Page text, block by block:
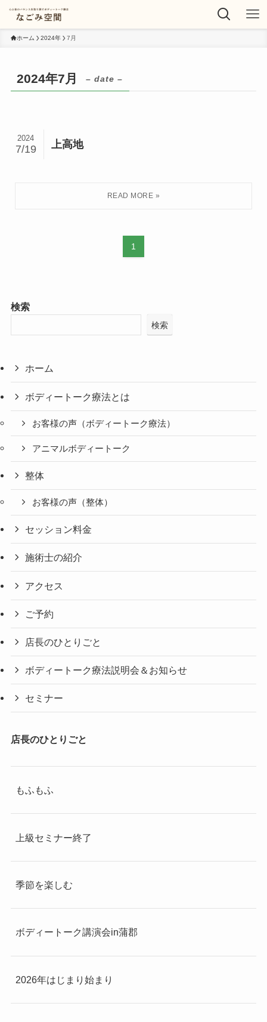
ホーム 2024年 7月
2024年7月 – date –
上高地
2024
7/19
1
検索
検索
ホーム
ボディートーク療法とは
お客様の声（ボディートーク療法）
アニマルボディートーク
整体
お客様の声（整体）
セッション料金
施術士の紹介
アクセス
ご予約
店長のひとりごと
ボディートーク療法説明会＆お知らせ
セミナー
店長のひとりごと
もふもふ
上級セミナー終了
季節を楽しむ
ボディートーク講演会in蒲郡
2026年はじまり始まり